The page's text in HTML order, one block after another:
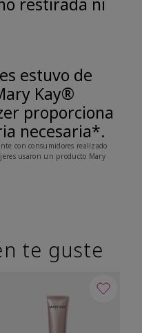
estuvo de
Kay®
proporciona
necesaria*.
con consumidores realizado
usaron un producto Mary
te guste